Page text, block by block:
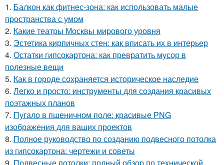
1. Балкон как фитнес-зона: как использовать малые
пространства с умом
2. Какие театры Москвы мирового уровня
3. Эстетика кирпичных стен: как вписать их в интерьер
4. Остатки гипсокартона: как превратить мусор в
полезные вещи
5. Как в городе сохраняется историческое наследие
6. Легко и просто: инструменты для создания красивых
поэтажных планов
7. Пугало в пшеничном поле: красивые PNG
изображения для ваших проектов
8. Полное руководство по созданию подвесного потолка
из гипсокартона: чертежи и советы
9. Подвесные потолки: полный обзор по технической